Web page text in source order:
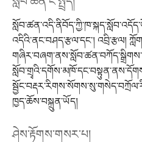
འདིའི་ནང་བཤད་རྩལ་དང་། འབྲི་རྩལ།
ཁྱད་ཆོས་བསྐྲུན་ཡོད།
ཤེས་རྟོགས་གསར་པ།